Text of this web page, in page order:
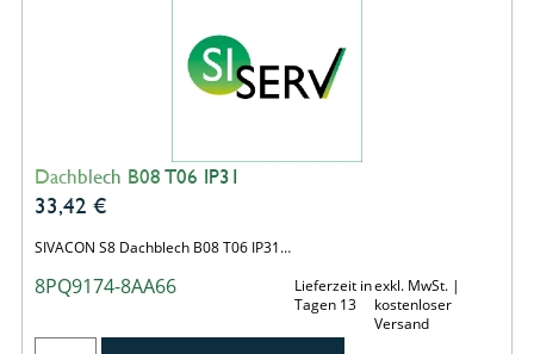
Dachblech B08 T06 IP31
33,42 €
SIVACON S8 Dachblech B08 T06 IP31…
8PQ9174-8AA66
Lieferzeit in
Tagen 13
exkl. MwSt. |
kostenloser
Versand